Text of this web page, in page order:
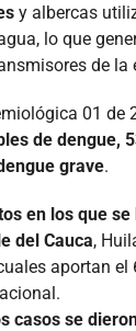
y albercas
lo que
de la
01 de
de dengue,
grave.
en los que
del Cauca,
aportan el
casos se